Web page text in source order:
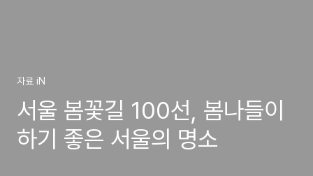
자료 iN
서울 봄꽃길 100선, 봄나들이
하기 좋은 서울의 명소